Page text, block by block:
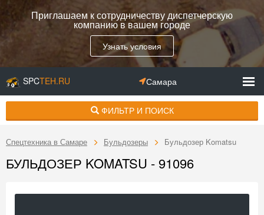
Приглашаем к сотрудничеству диспетчерскую
компанию в вашем городе
Узнать условия
SPCTEH.RU Самара
ФИЛЬТР И ПОИСК
Спецтехника в Самаре Бульдозеры Бульдозер Komatsu
БУЛЬДОЗЕР KOMATSU - 91096